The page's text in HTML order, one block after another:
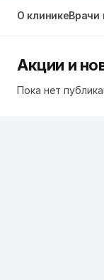
О клиникеВрачи
Акции и
Пока нет